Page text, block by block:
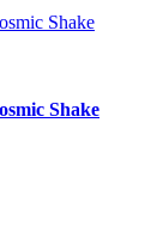
Shake